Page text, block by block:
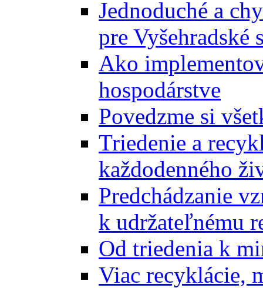
Jednoduché a
pre Vyšehradské
Ako
hospodárstve
Povedzme si
Triedenie a
každodenného
Predchádzanie
k udržateľnému
Od triedenia k
Viac recyklácie,